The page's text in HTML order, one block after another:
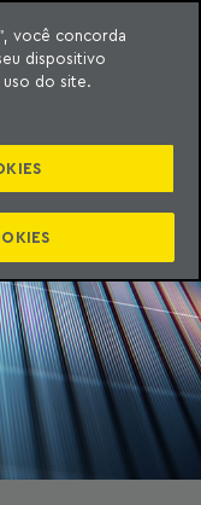
você concorda
dispositivo
uso do site.